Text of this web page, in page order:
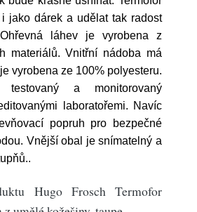
i jako dárek a udělat tak radost
láhev je vyrobena z
materiálů. Vnitřní nádoba má
vyrobena ze 100% polyesteru.
testovaný a monitorovaný
laboratořemi. Navíc
popruh pro bezpečné
Vnější obal je snímatelný a
Hugo Frosch Termofor